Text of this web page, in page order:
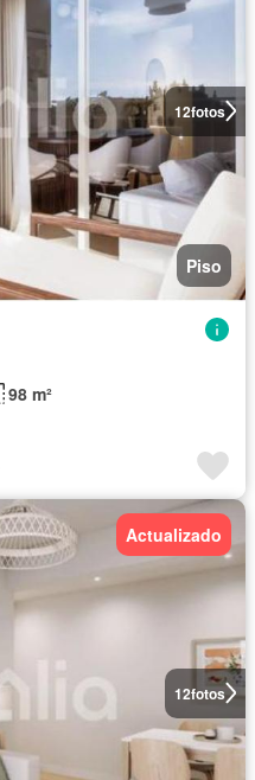
12fotos
Piso
98 m²
12fotos
Actualizado